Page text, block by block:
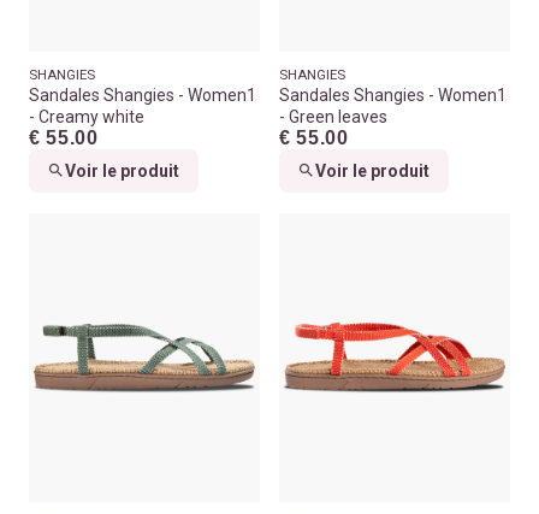
SHANGIES
Sandales Shangies - Women1
- Creamy white
€ 55.00
Voir le produit
SHANGIES
Sandales Shangies - Women1
- Green leaves
€ 55.00
Voir le produit